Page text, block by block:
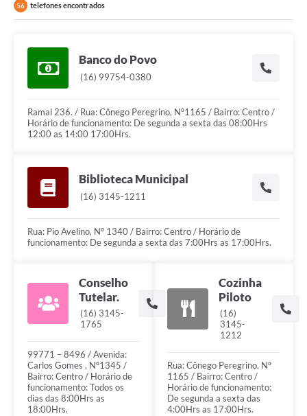
56 telefones encontrados
Banco do Povo
(16) 99754-0380
Ramal 236. / Rua: Cônego Peregrino, Nº1165 / Bairro: Centro /
Horário de funcionamento: De segunda a sexta das 08:00Hrs
12:00 as 14:00 17:00Hrs.
Biblioteca Municipal
(16) 3145-1211
Rua: Pio Avelino, Nº 1340 / Bairro: Centro / Horário de
funcionamento: De segunda a sexta das 7:00Hrs as 17:00Hrs.
Conselho
Tutelar.
(16) 3145-
1765
99771 – 8496 / Avenida:
Carlos Gomes , Nº1345 /
Bairro: Centro / Horário de
funcionamento: Todos os
dias das 8:00Hrs as
18:00Hrs.
Cozinha
Piloto
(16)
3145-
1212
Rua: Cônego Peregrino. Nº
1165 / Bairro: Centro /
Horário de funcionamento:
De segunda a sexta das
4:00Hrs as 17:00Hrs.